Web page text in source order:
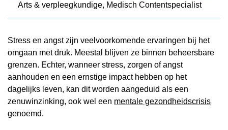
Arts & verpleegkundige, Medisch Contentspecialist
Stress en angst zijn veelvoorkomende ervaringen bij het
omgaan met druk. Meestal blijven ze binnen beheersbare
grenzen. Echter, wanneer stress, zorgen of angst
aanhouden en een ernstige impact hebben op het
dagelijks leven, kan dit worden aangeduid als een
zenuwinzinking, ook wel een mentale gezondheidscrisis
genoemd.